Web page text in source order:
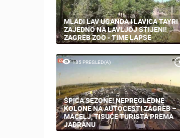
MLADI LAV UGANDA I LAVICA TAYRI
ZAJEDNO NA LAVLJOJ STIJENI!
ZAGREB ZOO - TIME LAPSE
135 PREGLED(A)
ŠPICA SEZONE! NEPREGLEDNE
KOLONE NA AUTOCESTI ZAGREB –
MACELJ, TISUĆE TURISTA PREMA
JADRANU